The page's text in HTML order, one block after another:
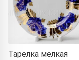
Тарелка мелкая